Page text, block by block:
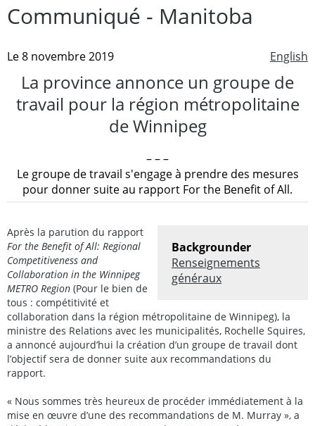
Communiqué - Manitoba
English
Le 8 novembre 2019
La province annonce un groupe de
travail pour la région métropolitaine
de Winnipeg
– – –
Le groupe de travail s'engage à prendre des mesures
pour donner suite au rapport For the Benefit of All.
Backgrounder
Renseignements
généraux
Après la parution du rapport
For the Benefit of All: Regional
Competitiveness and
Collaboration in the Winnipeg
METRO Region (Pour le bien de
tous : compétitivité et
collaboration dans la région métropolitaine de Winnipeg), la
ministre des Relations avec les municipalités, Rochelle Squires,
a annoncé aujourd’hui la création d’un groupe de travail dont
l’objectif sera de donner suite aux recommandations du
rapport.
« Nous sommes très heureux de procéder immédiatement à la
mise en œuvre d’une des recommandations de M. Murray », a